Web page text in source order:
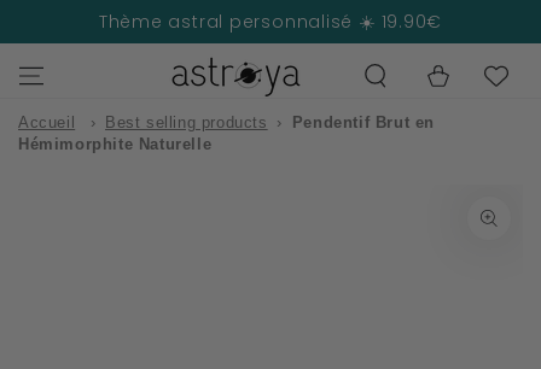
IGNORER LE
CONTENUThème astral personnalisé ☀️ 19.90€
Panier
Accueil › Best selling products ›
Pendentif Brut en
Hémimorphite Naturelle